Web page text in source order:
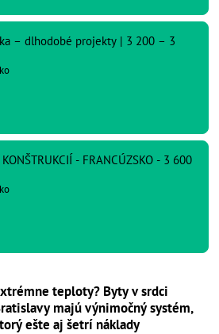
– dlhodobé projekty | 3 200 – 3
- FRANCÚZSKO - 3 600
teploty? Byty v srdci
majú výnimočný systém,
ešte aj šetrí náklady